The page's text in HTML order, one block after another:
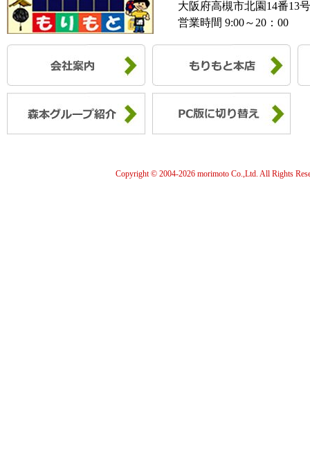
大阪府高槻市北園14番13
営業時間 9:00～20：00
Copyright © 2004-2026 morimoto Co.,Ltd. All Rights